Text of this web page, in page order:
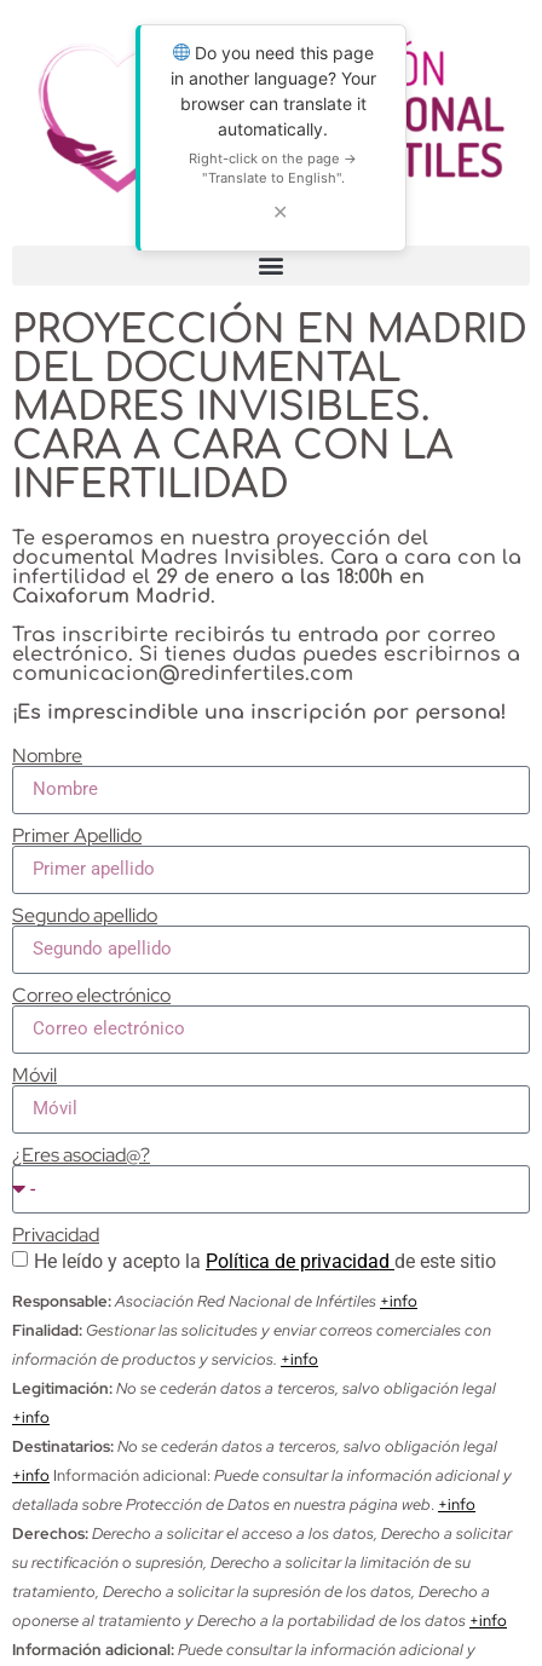
Do you need this page
in another language? Your
browser can translate it
automatically.
Right-click on the page →
"Translate to English".
✕
PROYECCIÓN EN MADRID
DEL DOCUMENTAL
MADRES INVISIBLES.
CARA A CARA CON LA
INFERTILIDAD
Te esperamos en nuestra proyección del
documental Madres Invisibles. Cara a cara con la
infertilidad el 29 de enero a las 18:00h en
Caixaforum Madrid.
Tras inscribirte recibirás tu entrada por correo
electrónico. Si tienes dudas puedes escribirnos a
comunicacion@redinfertiles.com
¡Es imprescindible una inscripción por persona!
Nombre
Primer Apellido
Segundo apellido
Correo electrónico
Móvil
¿Eres asociad@?
Privacidad
He leído y acepto la Política de privacidad de este sitio
Responsable:Asociación Red Nacional de Infértiles +info
Finalidad:Gestionar las solicitudes y enviar correos comerciales con
información de productos y servicios. +info
Legitimación:No se cederán datos a terceros, salvo obligación legal
+info
Destinatarios:No se cederán datos a terceros, salvo obligación legal
+info Información adicional:Puede consultar la información adicional y
detallada sobre Protección de Datos en nuestra página web. +info
Derechos:Derecho a solicitar el acceso a los datos, Derecho a solicitar
su rectificación o supresión, Derecho a solicitar la limitación de su
tratamiento, Derecho a solicitar la supresión de los datos, Derecho a
oponerse al tratamiento y Derecho a la portabilidad de los datos +info
Información adicional:Puede consultar la información adicional y